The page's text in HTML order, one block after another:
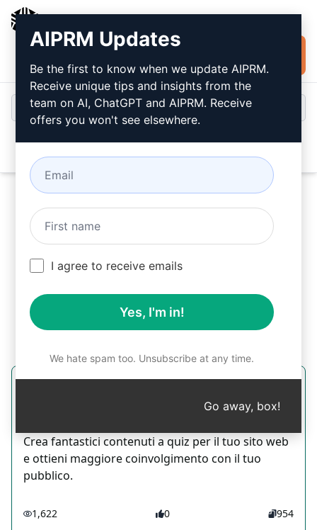
gratuitamente
ChatGPT gratuitamente dopo aver installato
AIPRM.
Crea fantastici contenuti a quiz per il tuo sito web
e ottieni maggiore coinvolgimento con il tuo
pubblico.
1,622 0 954
AIPRM Updates
Be the first to know when we update AIPRM.
Receive unique tips and insights from the
team on AI, ChatGPT and AIPRM. Receive
offers you won't see elsewhere.
I agree to receive emails
Yes, I'm in!
We hate spam too. Unsubscribe at any time.
Go away, box!